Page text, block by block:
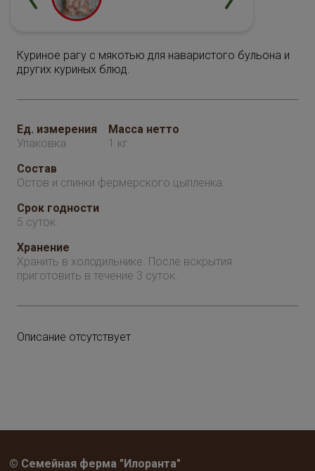
Куриное рагу с мякотью для наваристого бульона и
других куриных блюд.
Ед. измерения
Упаковка
Масса нетто
1 кг
Состав
Остов и спинки фермерского цыпленка.
Срок годности
5 суток.
Хранение
Хранить в холодильнике. После вскрытия
приготовить в течение 3 суток.
Описание отсутствует
© Семейная ферма "Илоранта"